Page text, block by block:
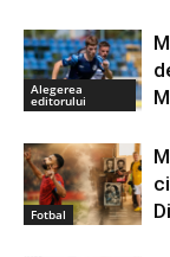
Alegerea
editorului
Fotbal